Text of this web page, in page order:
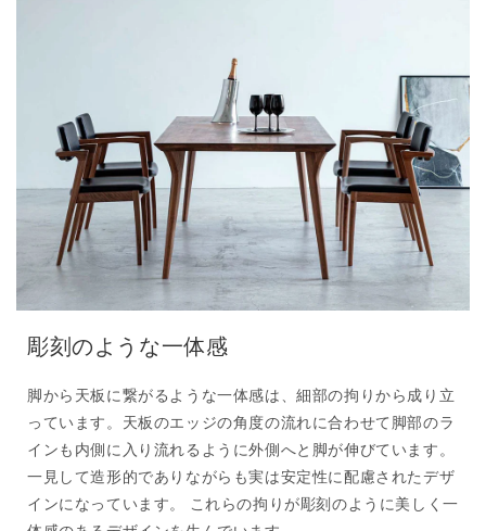
彫刻のような一体感
脚から天板に繋がるような一体感は、細部の拘りから成り立
っています。天板のエッジの角度の流れに合わせて脚部のラ
インも内側に入り流れるように外側へと脚が伸びています。
一見して造形的でありながらも実は安定性に配慮されたデザ
インになっています。 これらの拘りが彫刻のように美しく一